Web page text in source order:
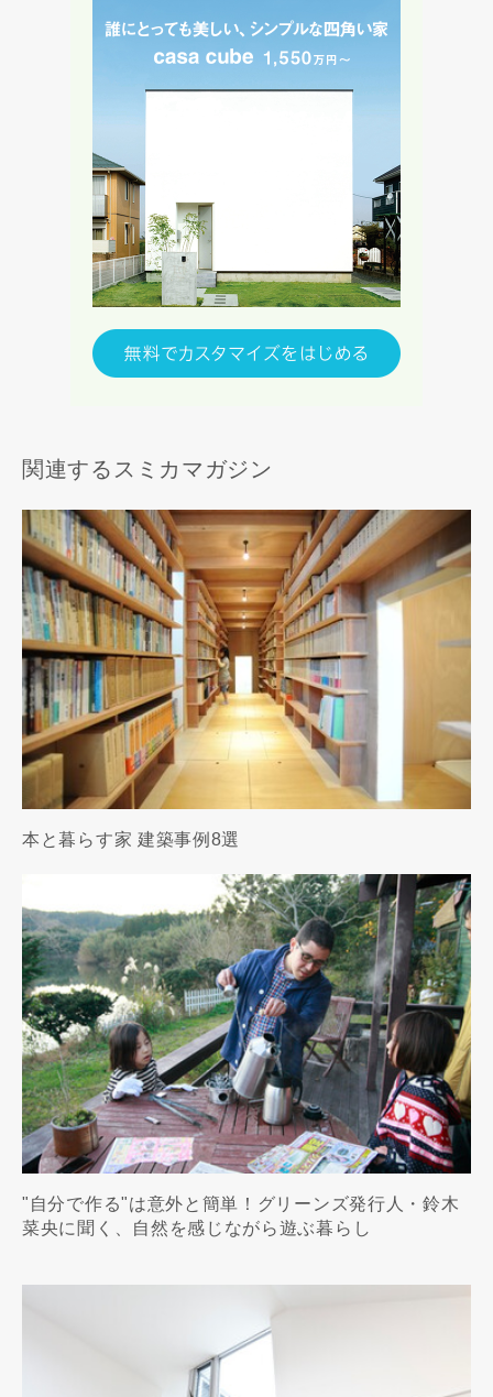
関連するスミカマガジン
本と暮らす家 建築事例8選
"自分で作る"は意外と簡単！グリーンズ発行人・鈴木
菜央に聞く、自然を感じながら遊ぶ暮らし